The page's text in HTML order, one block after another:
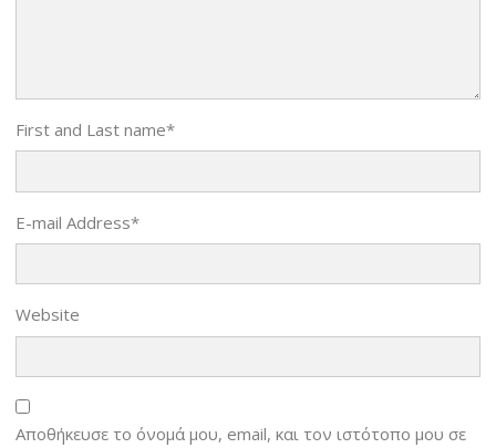
First and Last name*
E-mail Address*
Website
Αποθήκευσε το όνομά μου, email, και τον ιστότοπο μου σε